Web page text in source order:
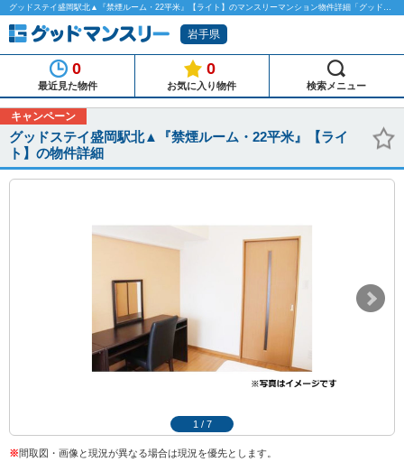
グッドステイ盛岡駅北▲『禁煙ルーム・22平米』【ライト】のマンスリーマンション物件詳細「グッドマンスリー」
岩手県
0
最近見た物件
0
お気に入り物件 検索メニュー
キャンペーン
グッドステイ盛岡駅北▲『禁煙ルーム・22平米』【ライ
ト】の物件詳細
1 / 7
※間取図・画像と現況が異なる場合は現況を優先とします。